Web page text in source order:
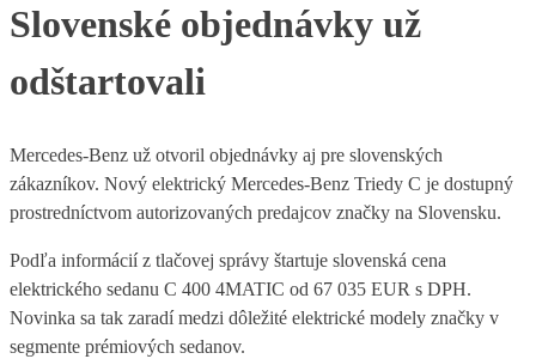
Slovenské objednávky už
odštartovali
Mercedes-Benz už otvoril objednávky aj pre slovenských
zákazníkov. Nový elektrický Mercedes-Benz Triedy C je dostupný
prostredníctvom autorizovaných predajcov značky na Slovensku.
Podľa informácií z tlačovej správy štartuje slovenská cena
elektrického sedanu C 400 4MATIC od 67 035 EUR s DPH.
Novinka sa tak zaradí medzi dôležité elektrické modely značky v
segmente prémiových sedanov.